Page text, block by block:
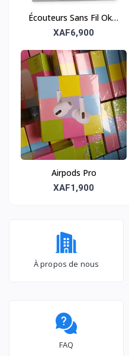
Écouteurs Sans Fil Oku-
32
XAF6,900
Airpods Pro
XAF1,900
À propos de nous
FAQ